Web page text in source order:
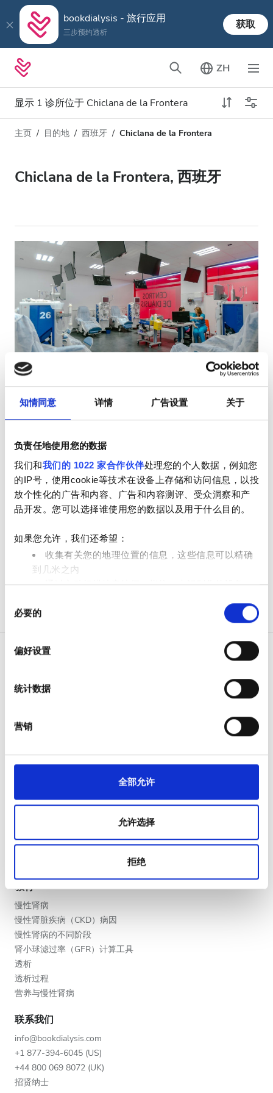
知情同意 详情 广告设置 关于
负责任地使用您的数据
我们和我们的 1022 家合作伙伴处理您的个人数据，例如您
的IP号，使用cookie等技术在设备上存储和访问信息，以投
放个性化的广告和内容、广告和内容测评、受众洞察和产
品开发。您可以选择谁使用您的数据以及用于什么目的。
如果您允许，我们还希望：
收集有关您的地理位置的信息，这些信息可以精确
到几米之内
通过主动扫描特定特征（指纹）来识别您的设备
查找有关您的个人数据如何处理的更多信息，
并设置您的首选项。您可随时从Cookie声明中更改或撤回
我们使用 Cookie 来制作贴合用户需求的内容与广告、提供
体、广告和分析合作伙伴分享您对我们网站的使用情况，
必要的
偏好设置
统计数据
营销
全部允许
允许选择
拒绝
bookdialysis - 旅行应用
三步预约透析
获取
ZH
显示 1 诊所位于 Chiclana de la Frontera
透析类型
所有透析
接收
HIV患者
乙型肝炎患者
丙型肝炎患者
GHIC
小吃
免费WiFi
电视屏幕
免费接送
免费停车
100 - 200 欧元
下午
深夜
评分
好
非常好
优秀
距离
主页 目的地 西班牙 Chiclana de la Frontera
Chiclana de la Frontera, 西班牙
Avericum Chiclana De La
Frontera
Chiclana de la Frontera, 西班牙
优秀
10
透析HD €270
透析HDF €320
预订
病人
为什么选择 bookdialysis.com
旅行透析博客
医疗服务提供者
提供者的福利
教育
慢性肾病
慢性肾脏疾病（CKD）病因
慢性肾病的不同阶段
肾小球滤过率（GFR）计算工具
透析
透析过程
营养与慢性肾病
联系我们
info@bookdialysis.com
+1 877-394-6045 (US)
+44 800 069 8072 (UK)
招贤纳士